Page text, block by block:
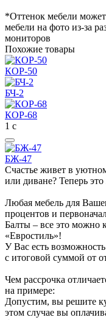
*Оттенок мебели может
мебели на фото из-за
мониторов
Похожие товары
КОР-50
БЧ-2
КОР-68
1 с
БЖ-47
Счастье живет в
или диване? Теперь это
Любая мебель для
процентов и
Балты – все это можно
«Евростиль»!
У Вас есть
с итоговой суммой от
Чем рассрочка
на примере:
Допустим, вы решите
этом случае вы